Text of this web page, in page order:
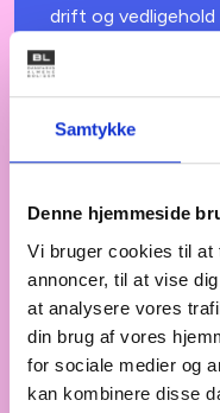
Samtykke
Denne hjemmeside
Vi bruger cookies til at
annoncer, til at vise
at analysere vores
din brug af vores
for sociale medier og
kan kombinere disse
drift og vedligehold
rutineopgaver til
omstilling.
Nyt ERFA-
granskning
proaktivt?
Hvordan kan de
bygninger bruges
drift og